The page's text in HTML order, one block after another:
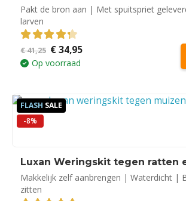
Pakt de bron aan | Met spuitspriet
larven
4.33out of 5
€41,25 Oorspronkelijke
prijs
was:
€34,95Huidige
Op voorraad
FLASH SALE
-8%
Luxan Weringskit tegen ratten
Makkelijk zelf aanbrengen | Waterdicht |
zitten